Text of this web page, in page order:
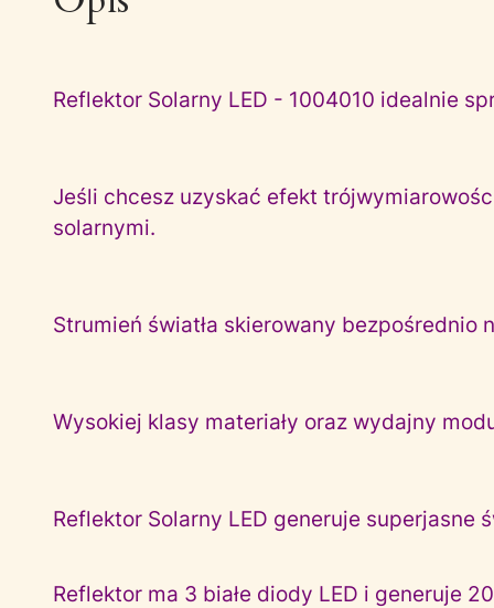
Reflektor Solarny LED - 1004010 idealnie
Jeśli chcesz uzyskać efekt
solarnymi.
Strumień światła skierowany
Wysokiej klasy materiały oraz wydajny
Reflektor Solarny LED generuje superjasne
Reflektor ma 3 białe diody LED i generuje